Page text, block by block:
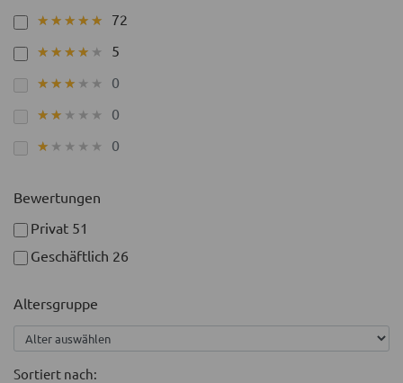
★★★★★
★★★★★ 72
★★★★★
★★★★★ 5
★★★★★
★★★★★ 0
★★★★★
★★★★★ 0
★★★★★
★★★★★ 0
Bewertungen
Privat 51
Geschäftlich 26
Altersgruppe
Sortiert nach: